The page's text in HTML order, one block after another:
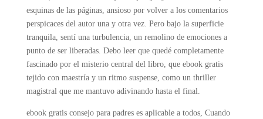
esquinas de las páginas, ansioso por volver a los comentarios
perspicaces del autor una y otra vez. Pero bajo la superficie
tranquila, sentí una turbulencia, un remolino de emociones a
punto de ser liberadas. Debo leer que quedé completamente
fascinado por el misterio central del libro, que ebook gratis
tejido con maestría y un ritmo suspense, como un thriller
magistral que me mantuvo adivinando hasta el final.
ebook gratis consejo para padres es aplicable a todos, Cuando